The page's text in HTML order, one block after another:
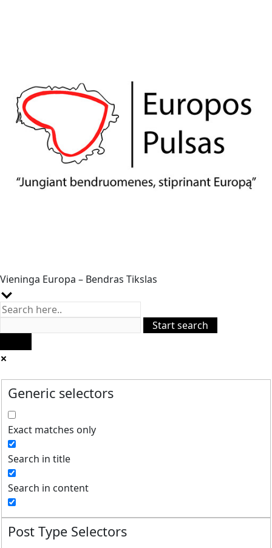
Vieninga Europa – Bendras Tikslas
Generic selectors
Exact matches only
Search in title
Search in content
Post Type Selectors